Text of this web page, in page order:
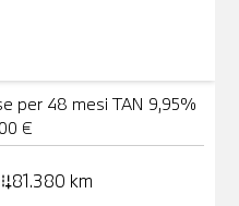
per 48 mesi TAN 9,95%
€
81.380 km